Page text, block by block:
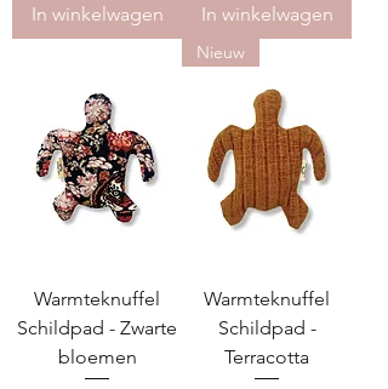
In winkelwagen In winkelwagen
Warmteknuffel
Schildpad - Zwarte
bloemen
Nieuw
Warmteknuffel
Schildpad -
Terracotta